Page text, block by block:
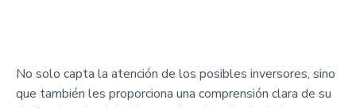
No solo capta la atención de los posibles inversores, sino
que también les proporciona una comprensión clara de su